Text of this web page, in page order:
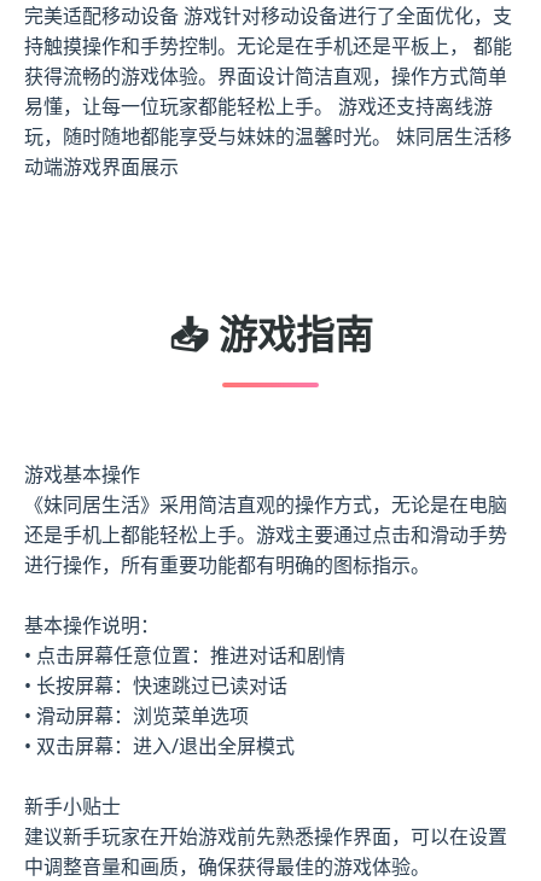
完美适配移动设备 游戏针对移动设备进行了全面优化，支
持触摸操作和手势控制。无论是在手机还是平板上， 都能
获得流畅的游戏体验。界面设计简洁直观，操作方式简单
易懂，让每一位玩家都能轻松上手。 游戏还支持离线游
玩，随时随地都能享受与妹妹的温馨时光。 妹同居生活移
动端游戏界面展示
📥 游戏指南
游戏基本操作
《妹同居生活》采用简洁直观的操作方式，无论是在电脑
还是手机上都能轻松上手。游戏主要通过点击和滑动手势
进行操作，所有重要功能都有明确的图标指示。
基本操作说明：
• 点击屏幕任意位置：推进对话和剧情
• 长按屏幕：快速跳过已读对话
• 滑动屏幕：浏览菜单选项
• 双击屏幕：进入/退出全屏模式
新手小贴士
建议新手玩家在开始游戏前先熟悉操作界面，可以在设置
中调整音量和画质，确保获得最佳的游戏体验。